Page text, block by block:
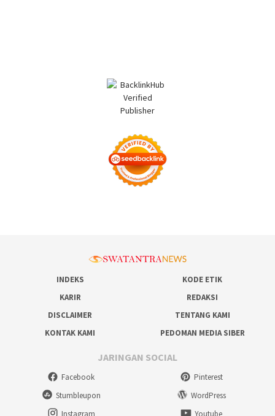
INDEKS
KODE ETIK
KARIR
REDAKSI
DISCLAIMER
TENTANG KAMI
KONTAK KAMI
PEDOMAN MEDIA SIBER
JARINGAN SOCIAL
Facebook
Pinterest
Stumbleupon
WordPress
Instagram
Youtube